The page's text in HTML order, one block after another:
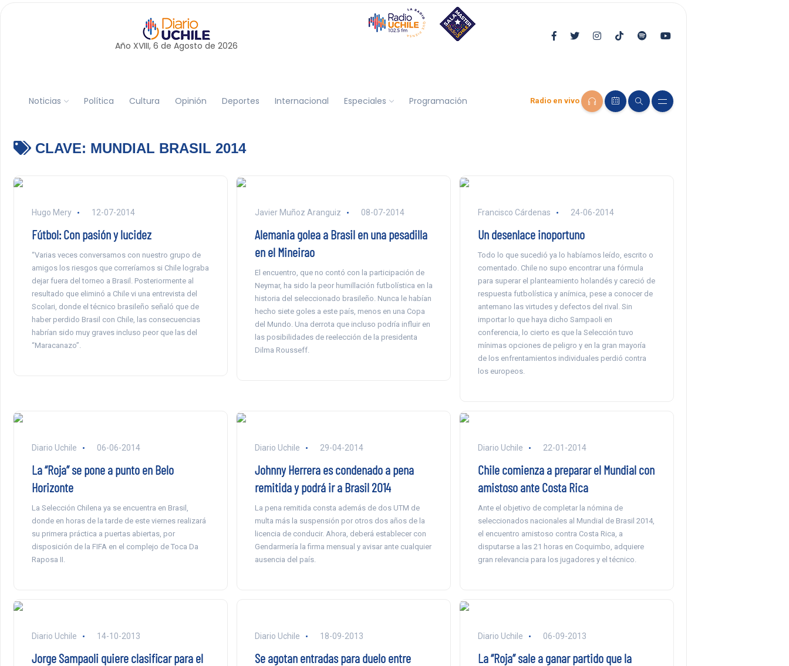
Año XVIII, 6 de Agosto de 2026
Noticias Política Cultura Opinión Deportes Internacional Especiales Programación Radio en vivo
CLAVE: MUNDIAL BRASIL 2014
Hugo Mery 12-07-2014
Fútbol: Con pasión y lucidez
“Varias veces conversamos con nuestro grupo de
amigos los riesgos que correríamos si Chile lograba
dejar fuera del torneo a Brasil. Posteriormente al
resultado que eliminó a Chile vi una entrevista del
Scolari, donde el técnico brasileño señaló que de
haber perdido Brasil con Chile, las consecuencias
habrían sido muy graves incluso peor que las del
“Maracanazo”.
Javier Muñoz Aranguiz 08-07-2014
Alemania golea a Brasil en una pesadilla
en el Mineirao
El encuentro, que no contó con la participación de
Neymar, ha sido la peor humillación futbolística en la
historia del seleccionado brasileño. Nunca le habían
hecho siete goles a este país, menos en una Copa
del Mundo. Una derrota que incluso podría influir en
las posibilidades de reelección de la presidenta
Dilma Rousseff.
Francisco Cárdenas 24-06-2014
Un desenlace inoportuno
Todo lo que sucedió ya lo habíamos leído, escrito o
comentado. Chile no supo encontrar una fórmula
para superar el planteamiento holandés y careció de
respuesta futbolística y anímica, pese a conocer de
antemano las virtudes y defectos del rival. Sin
importar lo que haya dicho Sampaoli en
conferencia, lo cierto es que la Selección tuvo
mínimas opciones de peligro y en la gran mayoría
de los enfrentamientos individuales perdió contra
los europeos.
Diario Uchile 06-06-2014
La “Roja” se pone a punto en Belo
Horizonte
La Selección Chilena ya se encuentra en Brasil,
donde en horas de la tarde de este viernes realizará
su primera práctica a puertas abiertas, por
disposición de la FIFA en el complejo de Toca Da
Raposa II.
Diario Uchile 29-04-2014
Johnny Herrera es condenado a pena
remitida y podrá ir a Brasil 2014
La pena remitida consta además de dos UTM de
multa más la suspensión por otros dos años de la
licencia de conducir. Ahora, deberá establecer con
Gendarmería la firma mensual y avisar ante cualquier
ausencia del país.
Diario Uchile 22-01-2014
Chile comienza a preparar el Mundial con
amistoso ante Costa Rica
Ante el objetivo de completar la nómina de
seleccionados nacionales al Mundial de Brasil 2014,
el encuentro amistoso contra Costa Rica, a
disputarse a las 21 horas en Coquimbo, adquiere
gran relevancia para los jugadores y el técnico.
Diario Uchile 14-10-2013
Jorge Sampaoli quiere clasificar para el
Diario Uchile 18-09-2013
Se agotan entradas para duelo entre
Diario Uchile 06-09-2013
La “Roja” sale a ganar partido que la